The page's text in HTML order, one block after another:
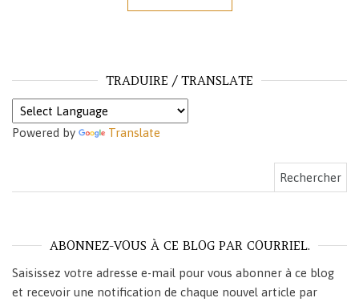
TRADUIRE / TRANSLATE
Powered by Translate
ABONNEZ-VOUS À CE BLOG PAR COURRIEL.
Saisissez votre adresse e-mail pour vous abonner à ce blog
et recevoir une notification de chaque nouvel article par